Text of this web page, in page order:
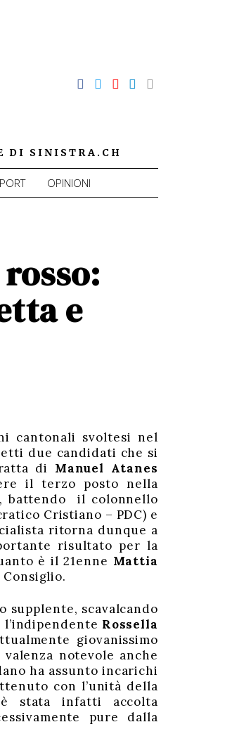
DI SINISTRA.CH
OPINIONI
e
cantonali svoltesi nel
due candidati che si
di Manuel Atanes
il terzo posto nella
battendo il colonnello
Cristiano – PDC) e
ritorna dunque a
risultato per la
è il 21enne Mattia
scavalcando
l’indipendente Rossella
giovanissimo
notevole anche
ha assunto incarichi
con l’unità della
stata infatti accolta
pure dalla